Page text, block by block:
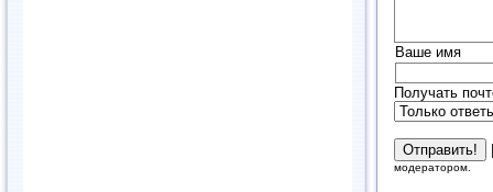
Ваше имя
Получать
модератором.